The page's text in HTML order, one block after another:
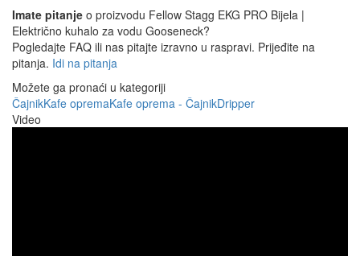
Imate pitanje o proizvodu Fellow Stagg EKG PRO Bijela |
Električno kuhalo za vodu Gooseneck?
Pogledajte FAQ ili nas pitajte izravno u raspravi. Prijeđite na
pitanja. Idi na pitanja
Možete ga pronaći u kategoriji
ČajnikKafe opremaKafe oprema - ČajnikDripper
Video